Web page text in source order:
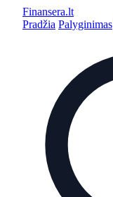
Finansera.lt
Pradžia Palyginimas